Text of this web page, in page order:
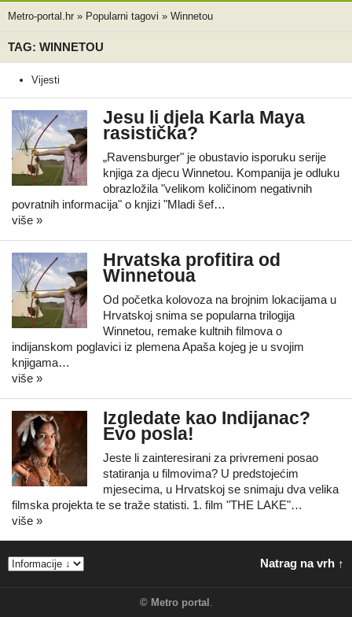
Metro-portal.hr » Popularni tagovi » Winnetou
TAG: WINNETOU
Vijesti
Jesu li djela Karla Maya
rasistička?
„Ravensburger" je obustavio isporuku serije
knjiga za djecu Winnetou. Kompanija je odluku
obrazložila "velikom količinom negativnih
povratnih informacija" o knjizi "Mladi šef…
više »
Hrvatska profitira od
Winnetoua
Od početka kolovoza na brojnim lokacijama u
Hrvatskoj snima se popularna trilogija
Winnetou, remake kultnih filmova o
indijanskom poglavici iz plemena Apaša kojeg je u svojim
knjigama…
više »
Izgledate kao Indijanac?
Evo posla!
Jeste li zainteresirani za privremeni posao
statiranja u filmovima? U predstojećim
mjesecima, u Hrvatskoj se snimaju dva velika
filmska projekta te se traže statisti. 1. film "THE LAKE"…
više »
Natrag na vrh ↑
© Metro portal .